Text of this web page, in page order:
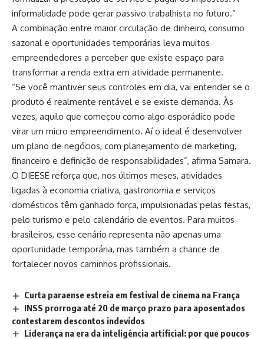
informalidade pode gerar passivo trabalhista no futuro.”
A combinação entre maior circulação de dinheiro, consumo
sazonal e oportunidades temporárias leva muitos
empreendedores a perceber que existe espaço para
transformar a renda extra em atividade permanente.
“Se você mantiver seus controles em dia, vai entender se o
produto é realmente rentável e se existe demanda. Às
vezes, aquilo que começou como algo esporádico pode
virar um micro empreendimento. Aí o ideal é desenvolver
um plano de negócios, com planejamento de marketing,
financeiro e definição de responsabilidades”, afirma Samara.
O DIEESE reforça que, nos últimos meses, atividades
ligadas à economia criativa, gastronomia e serviços
domésticos têm ganhado força, impulsionadas pelas festas,
pelo turismo e pelo calendário de eventos. Para muitos
brasileiros, esse cenário representa não apenas uma
oportunidade temporária, mas também a chance de
fortalecer novos caminhos profissionais.
Curta paraense estreia em festival de cinema na França
INSS prorroga até 20 de março prazo para aposentados
contestarem descontos indevidos
Liderança na era da inteligência artificial: por que poucos